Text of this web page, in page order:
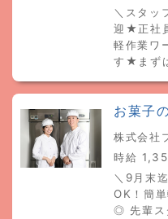
＼スタッ
迎★正社
軽作業ワ
す★まず
お菓子
株式会社
時給
＼9月末
OK！簡
◎ 先輩ス